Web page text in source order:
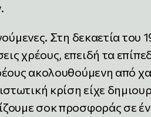
Στη δεκαετία του
χρέους, επειδή τα
ακολουθούμενη από
κρίση είχε
σοκ προσφοράς σε